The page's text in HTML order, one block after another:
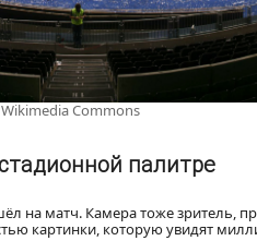
Commons
палитре
на матч. Камера тоже зритель,
картинки, которую увидят